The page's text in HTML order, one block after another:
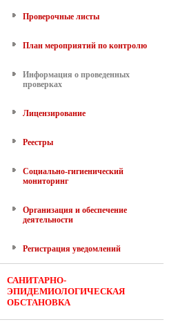
Проверочные листы
План мероприятий по контролю
Информация о проведенных
проверках
Лицензирование
Реестры
Социально-гигиенический
мониторинг
Организация и обеспечение
деятельности
Регистрация уведомлений
САНИТАРНО-
ЭПИДЕМИОЛОГИЧЕСКАЯ
ОБСТАНОВКА